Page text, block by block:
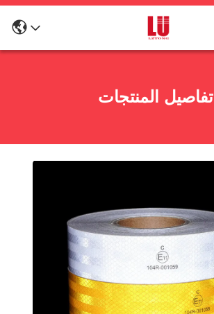
تفاصيل المنتجات